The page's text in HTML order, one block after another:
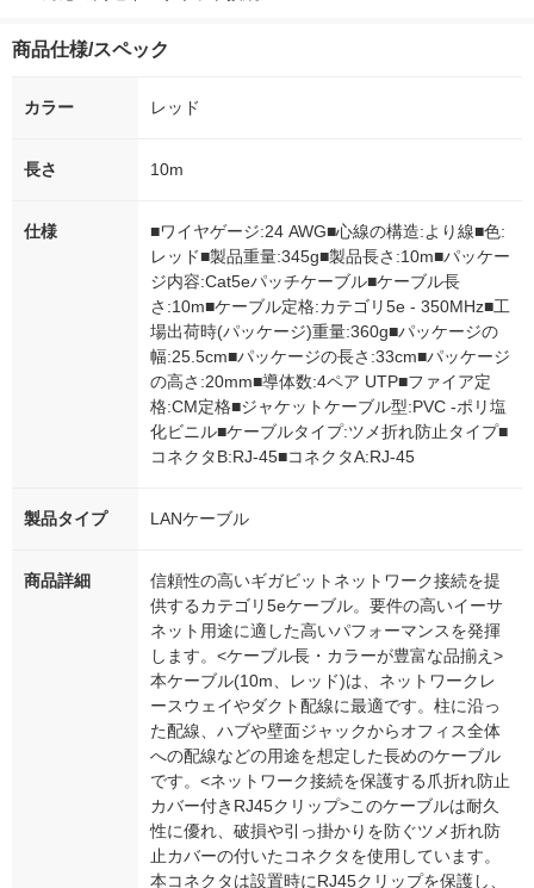
商品仕様/スペック
カラー レッド
長さ 10m
仕様
■ワイヤゲージ:24 AWG■心線の構造:より線■色:
レッド■製品重量:345g■製品長さ:10m■パッケー
ジ内容:Cat5eパッチケーブル■ケーブル長
さ:10m■ケーブル定格:カテゴリ5e - 350MHz■工
場出荷時(パッケージ)重量:360g■パッケージの
幅:25.5cm■パッケージの長さ:33cm■パッケージ
の高さ:20mm■導体数:4ペア UTP■ファイア定
格:CM定格■ジャケットケーブル型:PVC -ポリ塩
化ビニル■ケーブルタイプ:ツメ折れ防止タイプ■
コネクタB:RJ-45■コネクタA:RJ-45
製品タイプ LANケーブル
商品詳細
信頼性の高いギガビットネットワーク接続を提
供するカテゴリ5eケーブル。要件の高いイーサ
ネット用途に適した高いパフォーマンスを発揮
します。<ケーブル長・カラーが豊富な品揃え>
本ケーブル(10m、レッド)は、ネットワークレ
ースウェイやダクト配線に最適です。柱に沿っ
た配線、ハブや壁面ジャックからオフィス全体
への配線などの用途を想定した長めのケーブル
です。<ネットワーク接続を保護する爪折れ防止
カバー付きRJ45クリップ>このケーブルは耐久
性に優れ、破損や引っ掛かりを防ぐツメ折れ防
止カバーの付いたコネクタを使用しています。
本コネクタは設置時にRJ45クリップを保護し、